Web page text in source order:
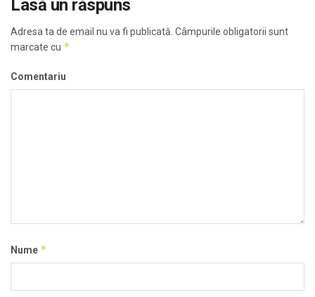
Lasă un răspuns
Adresa ta de email nu va fi publicată. Câmpurile obligatorii sunt
marcate cu *
Comentariu
Nume *